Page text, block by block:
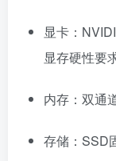
显卡：
显存硬性要
内存：双通
存储：SSD